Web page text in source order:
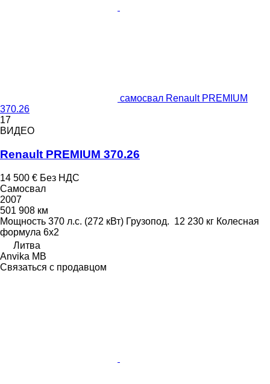
самосвал Renault PREMIUM
370.26
17
ВИДЕО
Renault PREMIUM 370.26
14 500 € Без НДС
Самосвал
2007
501 908 км
Мощность 370 л.с. (272 кВт) Грузопод. 12 230 кг Колесная
формула 6x2
Литва
Anvika MB
Связаться с продавцом